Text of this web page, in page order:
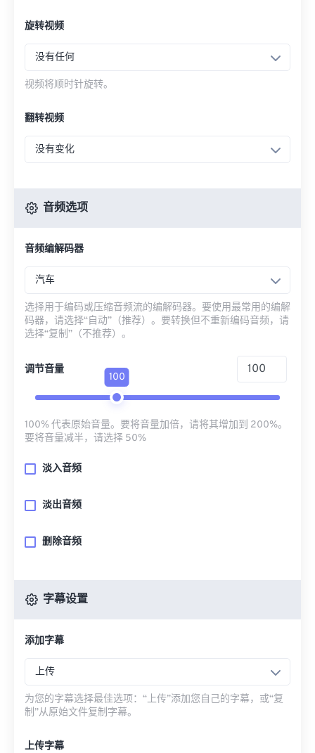
旋转视频
没有任何
视频将顺时针旋转。
翻转视频
没有变化
音频选项
音频编解码器
汽车
选择用于编码或压缩音频流的编解码器。要使用最常用的编解
码器，请选择“自动”（推荐）。要转换但不重新编码音频，请
选择“复制”（不推荐）。
调节音量
100
100% 代表原始音量。要将音量加倍，请将其增加到 200%。
要将音量减半，请选择 50%
淡入音频
淡出音频
删除音频
字幕设置
添加字幕
上传
为您的字幕选择最佳选项：“上传”添加您自己的字幕，或“复
制”从原始文件复制字幕。
上传字幕